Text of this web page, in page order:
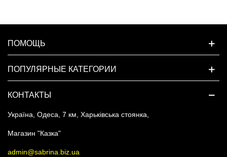
ПОМОЩЬ
ПОПУЛЯРНЫЕ КАТЕГОРИИ
КОНТАКТЫ
Україна, Одеса, 7 км, Харьківська стоянка,
Магазин "Казка"
admin@sabrina.biz.ua